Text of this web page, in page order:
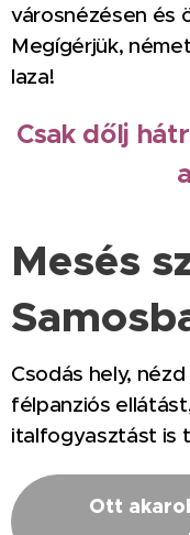
városnézésen és
Megígérjük,
laza!
Csak dőlj
Mesés
Csodás hely,
félpanziós
italfogyasztást is
Ott